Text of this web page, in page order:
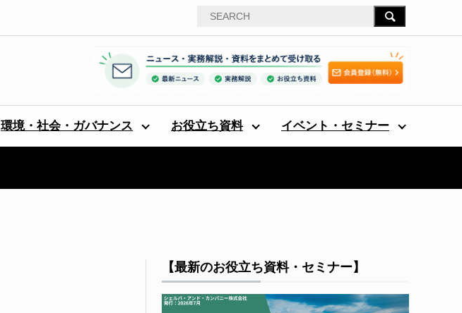
環境・社会・ガバナンス お役立ち資料 イベント・セミナー
【最新のお役立ち資料・セミナー】